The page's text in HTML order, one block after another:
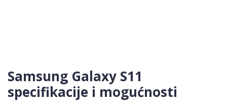
Samsung Galaxy S11
specifikacije i mogućnosti